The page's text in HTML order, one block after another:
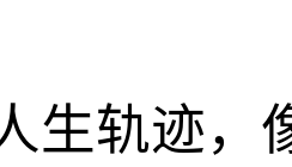
生轨迹，